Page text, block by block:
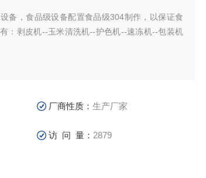
备，食品级设备配置食品级304制作，以保证食
：剥皮机--玉米清洗机--护色机--速冻机--包装机
厂商性质：生产厂家
访 问 量： 2879